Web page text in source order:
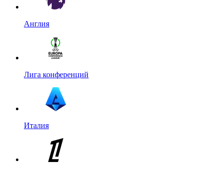
Англия
Лига конференций
Италия